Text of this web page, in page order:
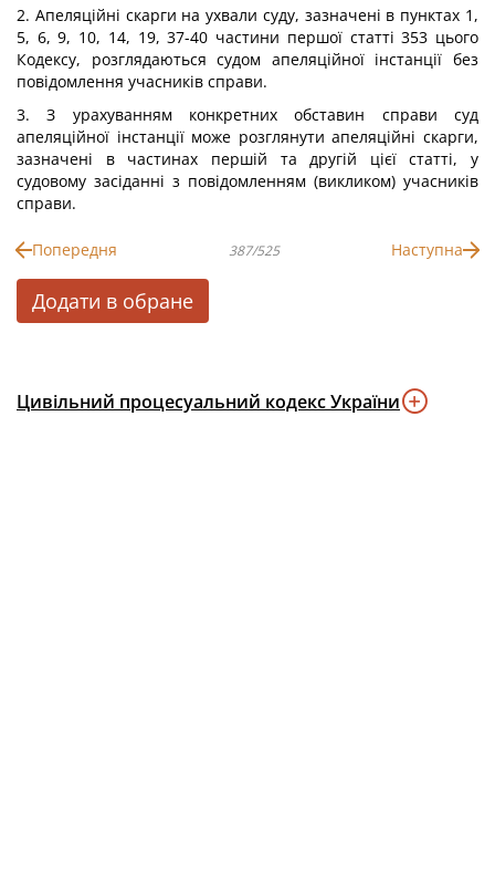
2. Апеляційні скарги на ухвали суду, зазначені в пунктах 1,
5, 6, 9, 10, 14, 19, 37-40 частини першої статті 353 цього
Кодексу, розглядаються судом апеляційної інстанції без
повідомлення учасників справи.
3. З урахуванням конкретних обставин справи суд
апеляційної інстанції може розглянути апеляційні скарги,
зазначені в частинах першій та другій цієї статті, у
судовому засіданні з повідомленням (викликом) учасників
справи.
Попередня 387/525 Наступна
Додати в обране
Цивільний процесуальний кодекс України